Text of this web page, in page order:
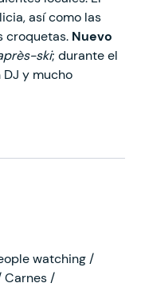
así como las
croquetas. Nuevo
ski; durante el
y mucho
watching /
Carnes /